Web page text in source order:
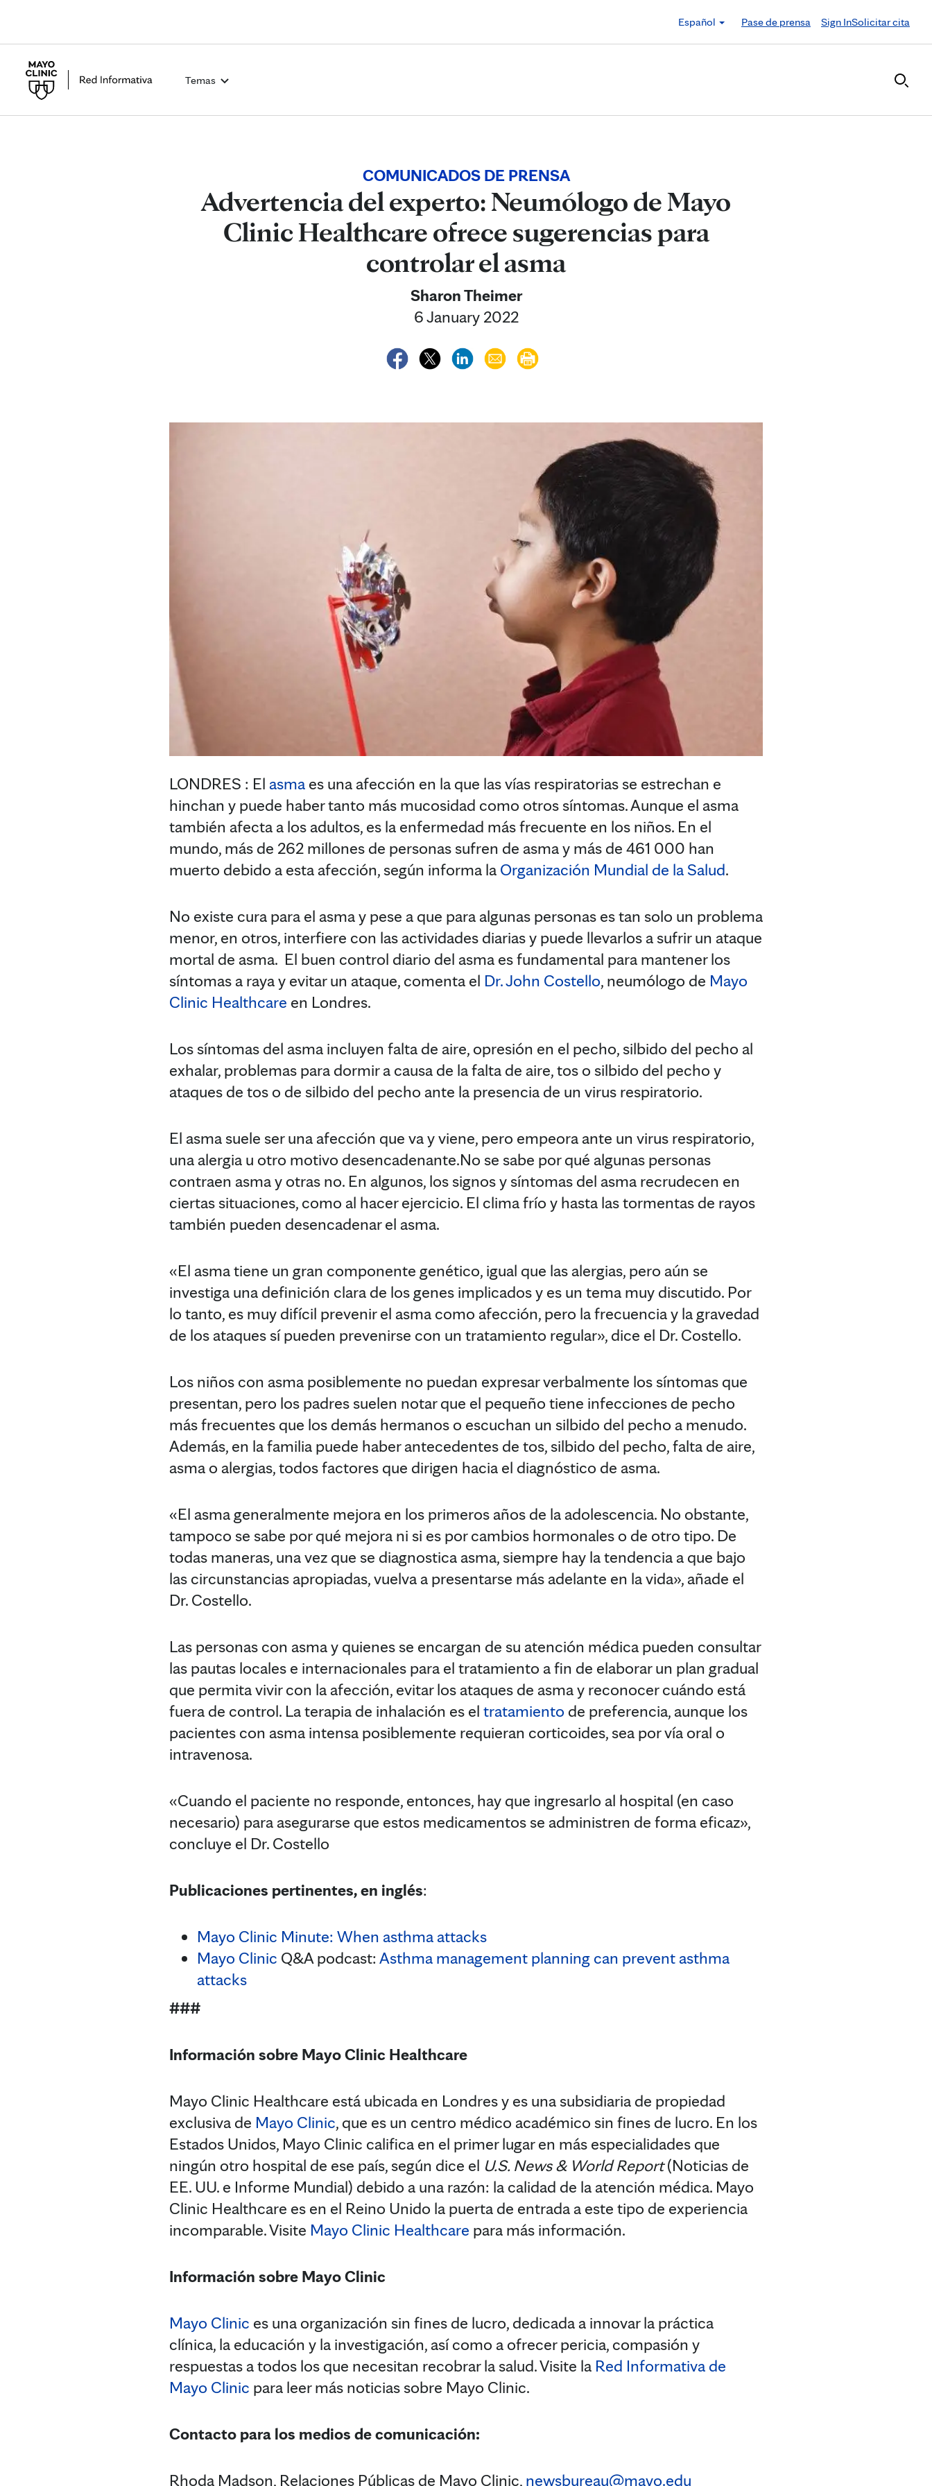
Español
Pase de prensa Sign InSolicitar cita
Temas
COMUNICADOS DE PRENSA
Advertencia del experto: Neumólogo de Mayo
Clinic Healthcare ofrece sugerencias para
controlar el asma
Sharon Theimer
6 January 2022
LONDRES : El asma es una afección en la que las vías respiratorias se estrechan e
hinchan y puede haber tanto más mucosidad como otros síntomas. Aunque el asma
también afecta a los adultos, es la enfermedad más frecuente en los niños. En el
mundo, más de 262 millones de personas sufren de asma y más de 461 000 han
muerto debido a esta afección, según informa la Organización Mundial de la Salud.
No existe cura para el asma y pese a que para algunas personas es tan solo un problema
menor, en otros, interfiere con las actividades diarias y puede llevarlos a sufrir un ataque
mortal de asma. El buen control diario del asma es fundamental para mantener los
síntomas a raya y evitar un ataque, comenta el Dr. John Costello, neumólogo de Mayo
Clinic Healthcare en Londres.
Los síntomas del asma incluyen falta de aire, opresión en el pecho, silbido del pecho al
exhalar, problemas para dormir a causa de la falta de aire, tos o silbido del pecho y
ataques de tos o de silbido del pecho ante la presencia de un virus respiratorio.
El asma suele ser una afección que va y viene, pero empeora ante un virus respiratorio,
una alergia u otro motivo desencadenante.No se sabe por qué algunas personas
contraen asma y otras no. En algunos, los signos y síntomas del asma recrudecen en
ciertas situaciones, como al hacer ejercicio. El clima frío y hasta las tormentas de rayos
también pueden desencadenar el asma.
«El asma tiene un gran componente genético, igual que las alergias, pero aún se
investiga una definición clara de los genes implicados y es un tema muy discutido. Por
lo tanto, es muy difícil prevenir el asma como afección, pero la frecuencia y la gravedad
de los ataques sí pueden prevenirse con un tratamiento regular», dice el Dr. Costello.
Los niños con asma posiblemente no puedan expresar verbalmente los síntomas que
presentan, pero los padres suelen notar que el pequeño tiene infecciones de pecho
más frecuentes que los demás hermanos o escuchan un silbido del pecho a menudo.
Además, en la familia puede haber antecedentes de tos, silbido del pecho, falta de aire,
asma o alergias, todos factores que dirigen hacia el diagnóstico de asma.
«El asma generalmente mejora en los primeros años de la adolescencia. No obstante,
tampoco se sabe por qué mejora ni si es por cambios hormonales o de otro tipo. De
todas maneras, una vez que se diagnostica asma, siempre hay la tendencia a que bajo
las circunstancias apropiadas, vuelva a presentarse más adelante en la vida», añade el
Dr. Costello.
Las personas con asma y quienes se encargan de su atención médica pueden consultar
las pautas locales e internacionales para el tratamiento a fin de elaborar un plan gradual
que permita vivir con la afección, evitar los ataques de asma y reconocer cuándo está
fuera de control. La terapia de inhalación es el tratamiento de preferencia, aunque los
pacientes con asma intensa posiblemente requieran corticoides, sea por vía oral o
intravenosa.
«Cuando el paciente no responde, entonces, hay que ingresarlo al hospital (en caso
necesario) para asegurarse que estos medicamentos se administren de forma eficaz»,
concluye el Dr. Costello
Publicaciones pertinentes, en inglés:
Mayo Clinic Minute: When asthma attacks
Mayo Clinic Q&A podcast:Asthma management planning can prevent asthma
attacks
###
Información sobre Mayo Clinic Healthcare
Mayo Clinic Healthcare está ubicada en Londres y es una subsidiaria de propiedad
exclusiva de Mayo Clinic, que es un centro médico académico sin fines de lucro. En los
Estados Unidos, Mayo Clinic califica en el primer lugar en más especialidades que
ningún otro hospital de ese país, según dice el U.S. News & World Report(Noticias de
EE. UU. e Informe Mundial) debido a una razón: la calidad de la atención médica. Mayo
Clinic Healthcare es en el Reino Unido la puerta de entrada a este tipo de experiencia
incomparable. Visite Mayo Clinic Healthcare para más información.
Información sobre Mayo Clinic
Mayo Clinic es una organización sin fines de lucro, dedicada a innovar la práctica
clínica, la educación y la investigación, así como a ofrecer pericia, compasión y
respuestas a todos los que necesitan recobrar la salud. Visite la Red Informativa de
Mayo Clinic para leer más noticias sobre Mayo Clinic.
Contacto para los medios de comunicación:
Rhoda Madson, Relaciones Públicas de Mayo Clinic, newsbureau@mayo.edu